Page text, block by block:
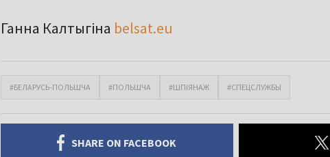
Ганна Калтыгіна belsat.eu
#БЕЛАРУСЬ-ПОЛЬШЧА #ПОЛЬШЧА #ШПІЯНАЖ #СПЕЦСЛУЖБЫ
SHARE ON FACEBOOK